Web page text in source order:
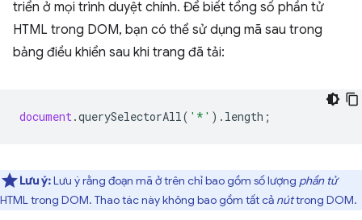
triển ở mọi trình duyệt chính. Để biết tổng số phần tử
HTML trong DOM, bạn có thể sử dụng mã sau trong
bảng điều khiển sau khi trang đã tải:
document.querySelectorAll( '*' ). length ;
Lưu ý:Lưu ý rằng đoạn mã ở trên chỉ bao gồm số lượng phần tử
HTML trong DOM. Thao tác này không bao gồm tất cả núttrong DOM.